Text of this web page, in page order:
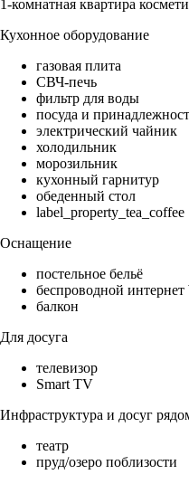
1-комнатная квартира
Кухонное оборудование
газовая плита
СВЧ-печь
фильтр для воды
посуда и
электрический чайник
холодильник
морозильник
кухонный гарнитур
обеденный стол
label_property_tea_coffee
Оснащение
постельное бельё
беспроводной интернет
балкон
Для досуга
телевизор
Smart TV
Инфраструктура и досуг
театр
пруд/озеро поблизости